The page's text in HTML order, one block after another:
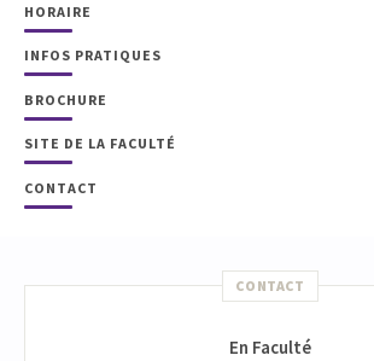
HORAIRE
INFOS PRATIQUES
BROCHURE
SITE DE LA FACULTÉ
CONTACT
CONTACT
En Faculté